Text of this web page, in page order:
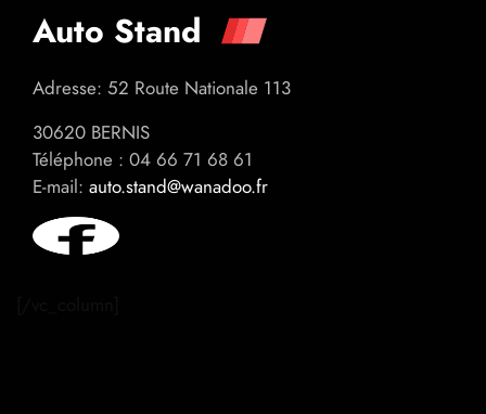
Auto Stand
Adresse: 52 Route Nationale 113
30620 BERNIS
Téléphone : 04 66 71 68 61
E-mail: auto.stand@wanadoo.fr